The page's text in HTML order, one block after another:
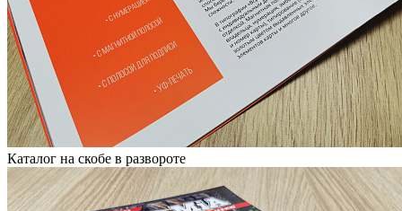
Каталог на скобе в развороте